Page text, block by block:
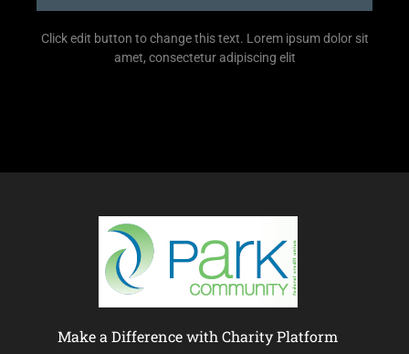
Click edit button to change this text. Lorem ipsum dolor sit
amet, consectetur adipiscing elit
Make a Difference with Charity Platform